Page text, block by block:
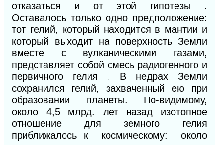
отказаться и от этой гипотезы .
Оставалось только одно предположение:
тот гелий, который находится в мантии и
который выходит на поверхность Земли
вместе с вулканическими газами,
представляет собой смесь радиогенного и
первичного гелия . В недрах Земли
сохранился гелий, захваченный ею при
образовании планеты. По-видимому,
около 4,5 млрд. лет назад изотопное
отношение для земного гелия
приближалось к космическому: около